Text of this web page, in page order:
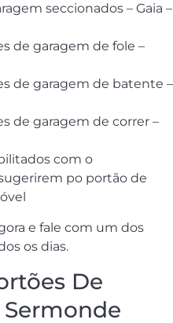
seccionados – Gaia –
de garagem de fole –
de garagem de batente –
de garagem de correr –
com o
po portão de
e fale com um dos
os dias.
De
Sermonde